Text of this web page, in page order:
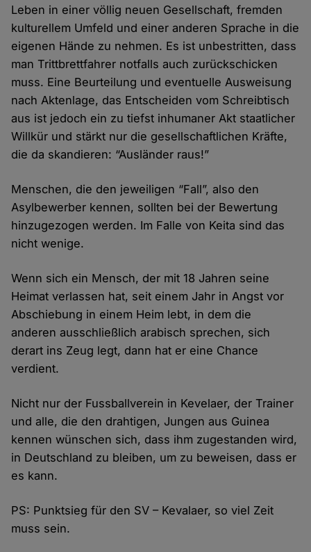
Leben in einer völlig neuen Gesellschaft, fremden
kulturellem Umfeld und einer anderen Sprache in die
eigenen Hände zu nehmen. Es ist unbestritten, dass
man Trittbrettfahrer notfalls auch zurückschicken
muss. Eine Beurteilung und eventuelle Ausweisung
nach Aktenlage, das Entscheiden vom Schreibtisch
aus ist jedoch ein zu tiefst inhumaner Akt staatlicher
Willkür und stärkt nur die gesellschaftlichen Kräfte,
die da skandieren: “Ausländer raus!”
Menschen, die den jeweiligen “Fall”, also den
Asylbewerber kennen, sollten bei der Bewertung
hinzugezogen werden. Im Falle von Keita sind das
nicht wenige.
Wenn sich ein Mensch, der mit 18 Jahren seine
Heimat verlassen hat, seit einem Jahr in Angst vor
Abschiebung in einem Heim lebt, in dem die
anderen ausschließlich arabisch sprechen, sich
derart ins Zeug legt, dann hat er eine Chance
verdient.
Nicht nur der Fussballverein in Kevelaer, der Trainer
und alle, die den drahtigen, Jungen aus Guinea
kennen wünschen sich, dass ihm zugestanden wird,
in Deutschland zu bleiben, um zu beweisen, dass er
es kann.
PS: Punktsieg für den SV – Kevalaer, so viel Zeit
muss sein.